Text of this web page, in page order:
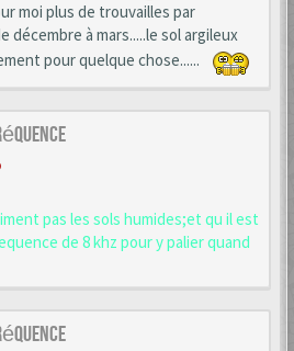
moi plus de trouvailles par
à mars.....le sol argileux
pour quelque chose......
pas les sols humides;et qu il est
de 8 khz pour y palier quand